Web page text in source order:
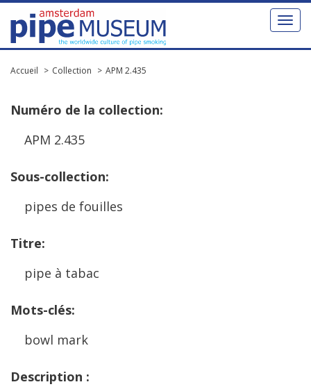
Toggle
Accueil Collection APM 2.435
Numéro de la collection:
APM 2.435
Sous-collection:
pipes de fouilles
Titre:
pipe à tabac
Mots-clés:
bowl mark
Description :